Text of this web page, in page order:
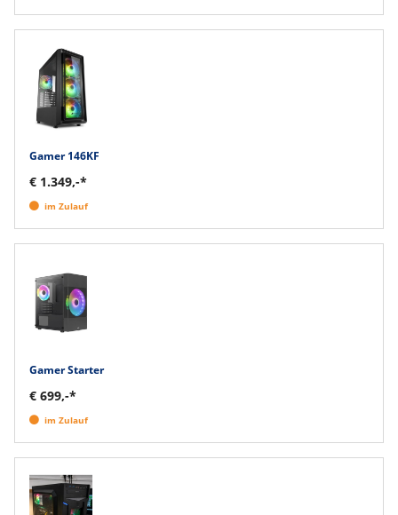
Gamer 146KF
€ 1.349,-*
im Zulauf
Gamer Starter
€ 699,-*
im Zulauf